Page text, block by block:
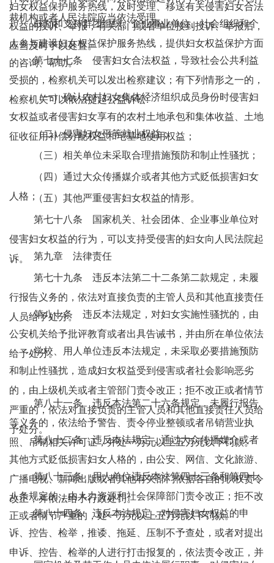
裁机构或者人民法院应当依法受理。
妇女权益保护服务热线，及时受理、移送有关侵害妇女合法
权益的投诉、举报；有关部门或者单位接到投诉、举报后，
应当及时予以处置。
鼓励和支持群团组织、企业事业单位、社会组织和个
人参与建设妇女权益保护服务热线，提供妇女权益保护方面
的咨询、帮助。
第七十七条 侵害妇女合法权益，导致社会公共利益
受损的，检察机关可以发出检察建议；有下列情形之一的，
检察机关可以依法提起公益诉讼:
（一）确认农村妇女集体经济组织成员身份时侵害妇
女权益或者侵害妇女享有的农村土地承包和集体收益、土地
征收征用补偿分配权益和宅基地使用权益；
（二）侵害妇女平等就业权益；
（三）相关单位未采取合理措施预防和制止性骚扰；
（四）通过大众传播媒介或者其他方式贬低损害妇女
人格；（五）其他严重侵害妇女权益的情形。
第七十八条 国家机关、社会团体、企业事业单位对
侵害妇女权益的行为，可以支持受侵害的妇女向人民法院起
诉。
第九章 法律责任
第七十九条 违反本法第二十二条第二款规定，未履
行报告义务的，依法对直接负责的主管人员和其他直接责任
人员给予处分。
第八十条 违反本法规定，对妇女实施性骚扰的，由
公安机关给予批评教育或者出具告诫书，并由所在单位依法
给予处分。学校、用人单位违反本法规定，未采取必要措施预防
和制止性骚扰，造成妇女权益受到侵害或者社会影响恶劣
的，由上级机关或者主管部门责令改正；拒不改正或者情节
严重的，依法对直接负责的主管人员和其他直接责任人员给
予处分。
第八十一条 违反本法第二十六条规定，未履行报告
等义务的，依法给予警告、责令停业整顿或者吊销营业执
照、吊销相关许可证，并处一万元以上五万元以下罚款。
第八十二条 违反本法规定，通过大众传播媒介或者
其他方式贬低损害妇女人格的，由公安、网信、文化旅游、
广播电视、新闻出版或者其他有关部门依据各自的职权责令
改正，并依法给予行政处罚。
第八十三条 用人单位违反本法第四十三条和第四十
八条规定的，由人力资源和社会保障部门责令改正；拒不改
正或者情节严重的，处一万元以上五万元以下罚款。
第八十四条 违反本法规定，对侵害妇女权益的申
诉、控告、检举，推诿、拖延、压制不予查处，或者对提出
申诉、控告、检举的人进行打击报复的，依法责令改正，并